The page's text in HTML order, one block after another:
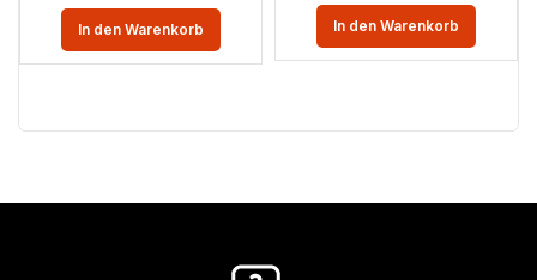
In den Warenkorb In den Warenkorb